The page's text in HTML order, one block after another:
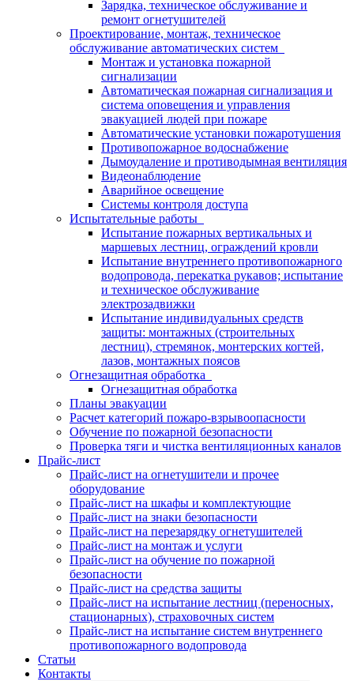
Зарядка, техническое обслуживание и
ремонт огнетушителей
Проектирование, монтаж, техническое
обслуживание автоматических систем
Монтаж и установка пожарной
сигнализации
Автоматическая пожарная сигнализация и
система оповещения и управления
эвакуацией людей при пожаре
Автоматические установки пожаротушения
Противопожарное водоснабжение
Дымоудаление и противодымная вентиляция
Видеонаблюдение
Аварийное освещение
Системы контроля доступа
Испытательные работы
Испытание пожарных вертикальных и
маршевых лестниц, ограждений кровли
Испытание внутреннего противопожарного
водопровода, перекатка рукавов; испытание
и техническое обслуживание
электрозадвижки
Испытание индивидуальных средств
защиты: монтажных (строительных
лестниц), стремянок, монтерских когтей,
лазов, монтажных поясов
Огнезащитная обработка
Огнезащитная обработка
Планы эвакуации
Расчет категорий пожаро-взрывоопасности
Обучение по пожарной безопасности
Проверка тяги и чистка вентиляционных каналов
Прайс-лист
Прайс-лист на огнетушители и прочее
оборудование
Прайс-лист на шкафы и комплектующие
Прайс-лист на знаки безопасности
Прайс-лист на перезарядку огнетушителей
Прайс-лист на монтаж и услуги
Прайс-лист на обучение по пожарной
безопасности
Прайс-лист на средства защиты
Прайс-лист на испытание лестниц (переносных,
стационарных), страховочных систем
Прайс-лист на испытание систем внутреннего
противопожарного водопровода
Статьи
Контакты